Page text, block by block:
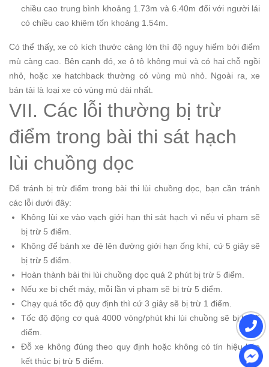
chiều cao trung bình khoảng 1.73m và 6.40m đối với người lái
có chiều cao khiêm tốn khoảng 1.54m.
Có thể thấy, xe có kích thước càng lớn thì độ nguy hiểm bởi điểm
mù càng cao. Bên cạnh đó, xe ô tô không mui và có hai chỗ ngồi
nhỏ, hoặc xe hatchback thường có vùng mù nhỏ. Ngoài ra, xe
bán tải là loại xe có vùng mù dài nhất.
VII. Các lỗi thường bị trừ
điểm trong bài thi sát hạch
lùi chuồng dọc
Để tránh bị trừ điểm trong bài thi lùi chuồng dọc, bạn cần tránh
các lỗi dưới đây:
Không lùi xe vào vạch giới hạn thi sát hạch vì nếu vi phạm sẽ
bị trừ 5 điểm.
Không để bánh xe đè lên đường giới hạn ống khí, cứ 5 giây sẽ
bị trừ 5 điểm.
Hoàn thành bài thi lùi chuồng dọc quá 2 phút bị trừ 5 điểm.
Nếu xe bị chết máy, mỗi lần vi phạm sẽ bị trừ 5 điểm.
Chạy quá tốc độ quy định thì cứ 3 giây sẽ bị trừ 1 điểm.
Tốc độ động cơ quá 4000 vòng/phút khi lùi chuồng sẽ bị trừ 5
điểm.
Đỗ xe không đúng theo quy định hoặc không có tín hiệu báo
kết thúc bị trừ 5 điểm.